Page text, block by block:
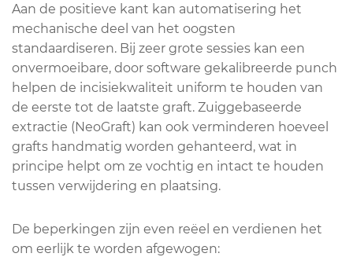
Aan de positieve kant kan automatisering het
mechanische deel van het oogsten
standaardiseren. Bij zeer grote sessies kan een
onvermoeibare, door software gekalibreerde punch
helpen de incisiekwaliteit uniform te houden van
de eerste tot de laatste graft. Zuiggebaseerde
extractie (NeoGraft) kan ook verminderen hoeveel
grafts handmatig worden gehanteerd, wat in
principe helpt om ze vochtig en intact te houden
tussen verwijdering en plaatsing.
De beperkingen zijn even reëel en verdienen het
om eerlijk te worden afgewogen: